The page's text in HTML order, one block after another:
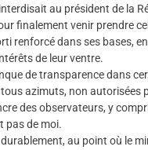
au président de la
finalement venir prendre
renforcé dans ses bases,
de leur ventre.
de transparence dans
azimuts, non
des observateurs, y
pas de moi.
au point où le